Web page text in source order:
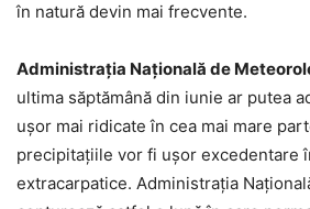
în natură devin mai frecvente.
Administrația Națională de
ultima săptămână din iunie ar putea
ușor mai ridicate în cea mai mare
precipitațiile vor fi ușor excedentare
extracarpatice. Administrația